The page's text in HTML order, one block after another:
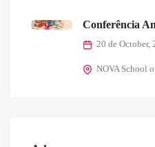
Conferência
20 de October,
NOVA School